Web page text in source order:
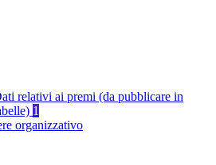
relativi ai premi (da pubblicare in
1
organizzativo